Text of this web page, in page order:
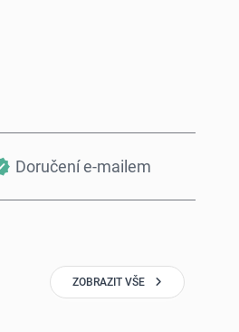
Doručení e-mailem
ZOBRAZIT VŠE